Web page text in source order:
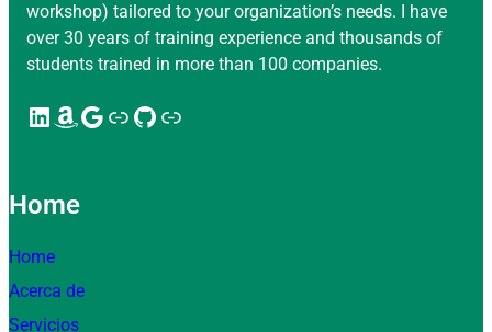
workshop) tailored to your organization’s needs. I have
over 30 years of training experience and thousands of
students trained in more than 100 companies.
LinkedIn Amazon Google Enlace GitHub Enlace
Home
Home
Acerca de
Servicios